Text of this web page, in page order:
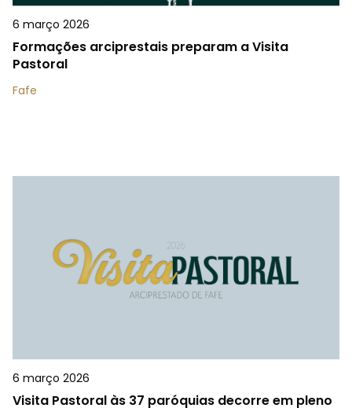
6 março 2026
Formações arciprestais preparam a Visita
Pastoral
Fafe
6 março 2026
Visita Pastoral às 37 paróquias decorre em pleno